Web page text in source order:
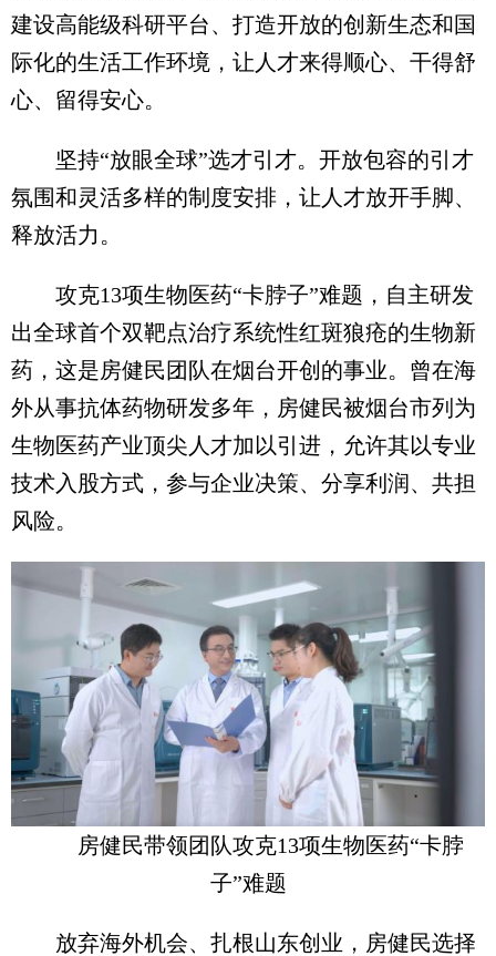
建设高能级科研平台、打造开放的创新生态和国
际化的生活工作环境，让人才来得顺心、干得舒
心、留得安心。
坚持“放眼全球”选才引才。开放包容的引才
氛围和灵活多样的制度安排，让人才放开手脚、
释放活力。
攻克13项生物医药“卡脖子”难题，自主研发
出全球首个双靶点治疗系统性红斑狼疮的生物新
药，这是房健民团队在烟台开创的事业。曾在海
外从事抗体药物研发多年，房健民被烟台市列为
生物医药产业顶尖人才加以引进，允许其以专业
技术入股方式，参与企业决策、分享利润、共担
风险。
房健民带领团队攻克13项生物医药“卡脖
子”难题
放弃海外机会、扎根山东创业，房健民选择